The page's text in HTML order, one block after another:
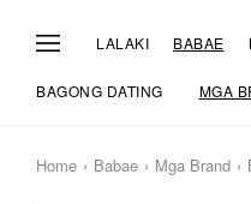
LALAKI BABAE
BAGONG DATING MGA
Home Babae Mga Brand